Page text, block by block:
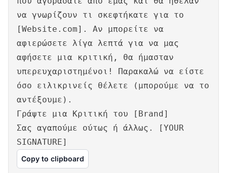
να γνωρίζουν τι σκεφτήκατε για το
[Website.com]. Αν μπορείτε να
αφιερώσετε λίγα λεπτά για να μας
αφήσετε μια κριτική, θα ήμασταν
υπερευχαριστημένοι! Παρακαλώ να είστε
όσο ειλικρινείς θέλετε (μπορούμε να το
αντέξουμε).
Γράψτε μια Κριτική του [Brand]
Σας αγαπούμε ούτως ή άλλως. [YOUR
SIGNATURE]
Copy to clipboard